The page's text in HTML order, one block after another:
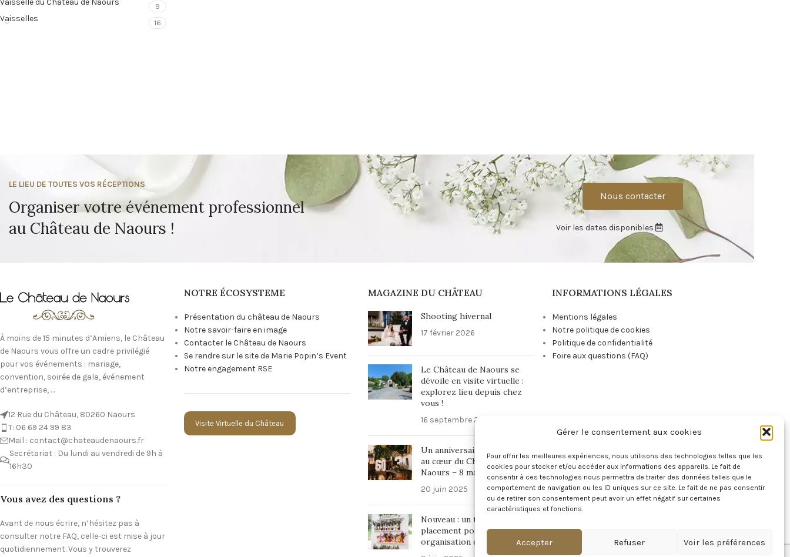
Gérer le consentement aux cookies
Pour offrir les meilleures expériences, nous utilisons des technologies telles que les
cookies pour stocker et/ou accéder aux informations des appareils. Le fait de
consentir à ces technologies nous permettra de traiter des données telles que le
comportement de navigation ou les ID uniques sur ce site. Le fait de ne pas consentir
ou de retirer son consentement peut avoir un effet négatif sur certaines
caractéristiques et fonctions.
Accepter Refuser Voir les préférences
Vaisselle du Château de Naours 9
Vaisselles 16
LE LIEU DE TOUTES VOS RÉCEPTIONS
Organiser votre événement professionnel
au Château de Naours !
Nous contacter
Voir les dates disponibles
À moins de 15 minutes d’Amiens, le Château
de Naours vous offre un cadre privilégié
pour vos événements : mariage,
convention, soirée de gala, événement
d’entreprise, …
12 Rue du Château, 80260 Naours
T: 06 69 24 99 83
Mail : contact@chateaudenaours.fr
Secrétariat : Du lundi au vendredi de 9h à
16h30
Vous avez des questions ?
Avant de nous écrire, n’hésitez pas à
consulter notre FAQ, celle-ci est mise à jour
quotidiennement. Vous y trouverez
NOTRE ÉCOSYSTEME
Présentation du château de Naours
Notre savoir-faire en image
Contacter le Château de Naours
Se rendre sur le site de Marie Popin’s Event
Notre engagement RSE
Visite Virtuelle du Château
MAGAZINE DU CHÂTEAU
Shooting hivernal
17 février 2026
Le Château de Naours se
dévoile en visite virtuelle :
explorez lieu depuis chez
vous !
16 septembre 2025
Un anniversaire inoubliable
au cœur du Château de
Naours – 8 mars 2025
20 juin 2025
Nouveau : un tableau de
placement pour une
organisation chic et fluide !
INFORMATIONS LÉGALES
Mentions légales
Notre politique de cookies
Politique de confidentialité
Foire aux questions (FAQ)